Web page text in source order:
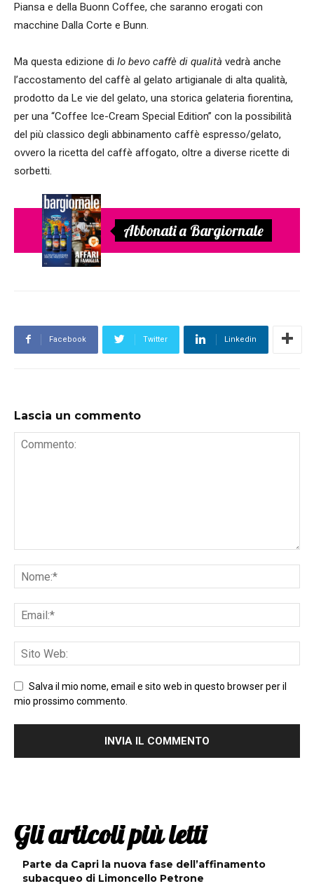
Piansa e della Buonn Coffee, che saranno erogati con
macchine Dalla Corte e Bunn.
Ma questa edizione di Io bevo caffè di qualità vedrà anche
l’accostamento del caffè al gelato artigianale di alta qualità,
prodotto da Le vie del gelato, una storica gelateria fiorentina,
per una “Coffee Ice-Cream Special Edition” con la possibilità
del più classico degli abbinamento caffè espresso/gelato,
ovvero la ricetta del caffè affogato, oltre a diverse ricette di
sorbetti.
Abbonati a Bargiornale
Facebook Twitter Linkedin
Lascia un commento
Salva il mio nome, email e sito web in questo browser per il
mio prossimo commento.
Gli articoli più letti
Parte da Capri la nuova fase dell’affinamento
subacqueo di Limoncello Petrone